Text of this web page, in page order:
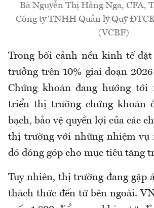
Bà Nguyễn Thị Hằng Nga, CFA,
Công ty TNHH Quản lý Quỹ
(VCBF)
Trong bối cảnh nền kinh tế
trưởng trên 10% giai đoạn
Chứng khoán đang hướng tới
triển thị trường chứng khoán
bạch, bảo vệ quyền lợi của các
thị trường với những nhiệm vụ
đó đóng góp cho mục tiêu tăng
Tuy nhiên, thị trường đang gặp
thách thức đến từ bên ngoài.